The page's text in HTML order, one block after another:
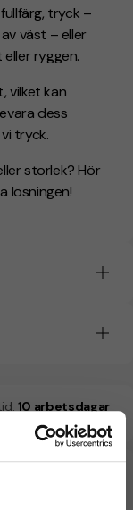
tryck –
väst – eller
ryggen.
vilket kan
dess
tryck.
storlek? Hör
lösningen!
10 arbetsdagar
oss.